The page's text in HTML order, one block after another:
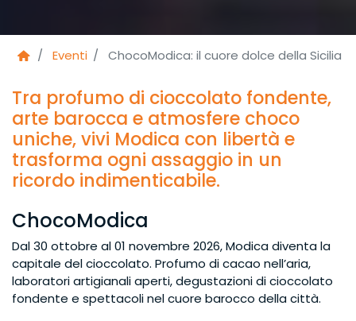
Eventi ChocoModica: il cuore dolce della Sicilia
Tra profumo di cioccolato fondente,
arte barocca e atmosfere choco
uniche, vivi Modica con libertà e
trasforma ogni assaggio in un
ricordo indimenticabile.
ChocoModica
Dal 30 ottobre al 01 novembre 2026, Modica diventa la
capitale del cioccolato. Profumo di cacao nell’aria,
laboratori artigianali aperti, degustazioni di cioccolato
fondente e spettacoli nel cuore barocco della città.